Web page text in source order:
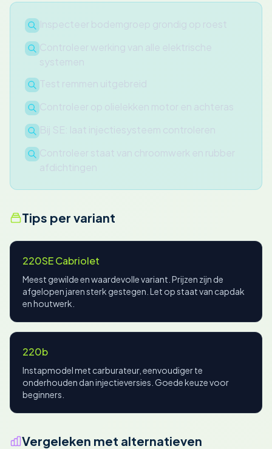
Inspecteer bodemgroep grondig op roest
Controleer werking van alle elektrische
systemen
Test remmen uitgebreid
Controleer op olielekken motor en achteras
Bij SE: laat injectiesysteem controleren
Controleer staat van chroomwerk en rubber
afdichtingen
Tips per variant
220SE Cabriolet
Meest gewilde en waardevolle variant. Prijzen zijn de
afgelopen jaren sterk gestegen. Let op staat van capdak
en houtwerk.
220b
Instapmodel met carburateur, eenvoudiger te
onderhouden dan injectieversies. Goede keuze voor
beginners.
Vergeleken met alternatieven